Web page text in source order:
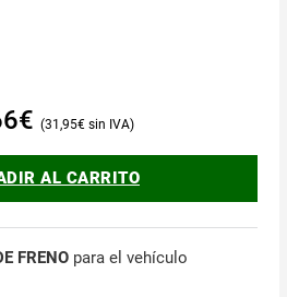
€ 31,95€
AL CARRITO
FRENOpara el vehículo